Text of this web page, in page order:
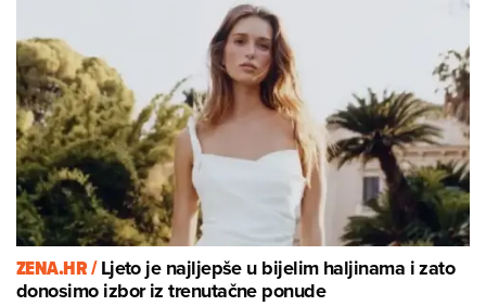
ZENA.HR /Ljeto je najljepše u bijelim haljinama i zato
donosimo izbor iz trenutačne ponude